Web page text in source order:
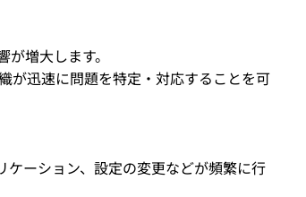
増大します。
が迅速に問題を特定・対応することを可
ーション、設定の変更などが頻繁に行